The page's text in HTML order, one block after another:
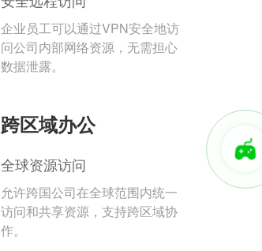
企业员工可以通过VPN安全地访
问公司内部网络资源，无需担心
数据泄露。
跨区域办公
全球资源访问
允许跨国公司在全球范围内统一
访问和共享资源，支持跨区域协
作。